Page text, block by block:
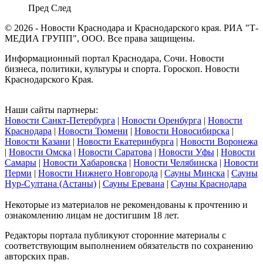
Пред След
© 2026 - Новости Краснодара и Краснодарского края. РИА "Т-
МЕДИА ГРУПП", ООО. Все права защищены.
Информационный портал Краснодара, Сочи. Новости
бизнеса, политики, культуры и спорта. Гороскоп. Новости
Краснодарского Края.
Наши сайты партнеры:
Новости Санкт-Петербурга | Новости Оренбурга | Новости
Краснодара | Новости Тюмени | Новости Новосибирска |
Новости Казани | Новости Екатеринбурга | Новости Воронежа
| Новости Омска | Новости Саратова | Новости Уфы | Новости
Самары | Новости Хабаровска | Новости Челябинска | Новости
Перми | Новости Нижнего Новгорода | Сауны Минска | Сауны
Нур-Султана (Астаны) | Сауны Еревана | Сауны Краснодара
Некоторые из материалов не рекомендованы к прочтению и
ознакомлению лицам не достигшим 18 лет.
Редакторы портала публикуют сторонние материалы с
соответствующим выполнением обязательств по сохранению
авторских прав.